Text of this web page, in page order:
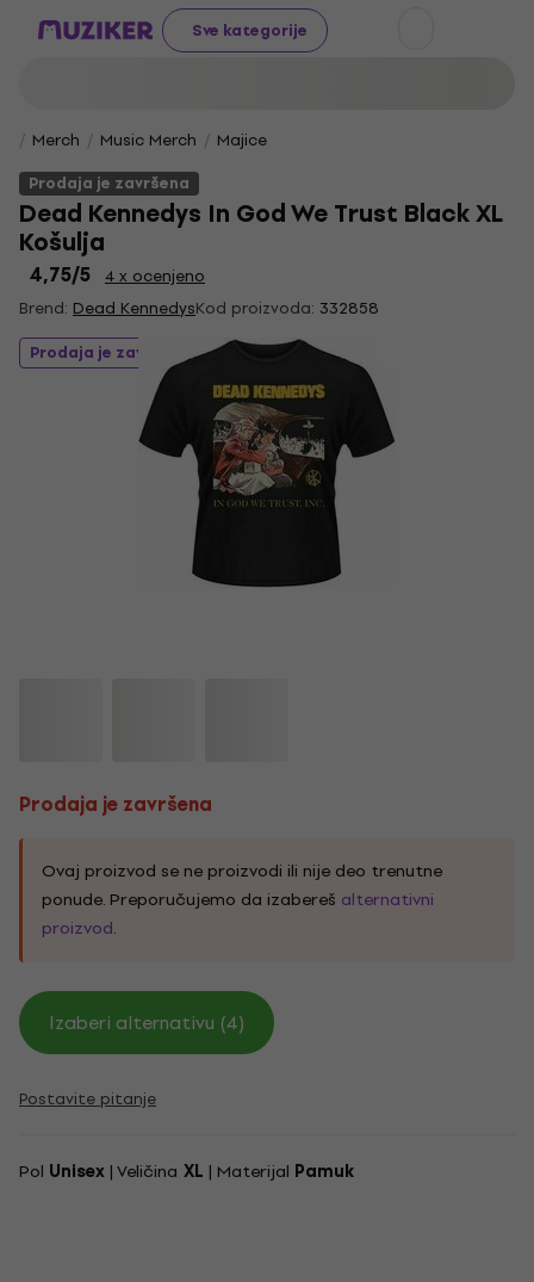
Sve kategorije
Merch Music Merch
Majice
Prodaja je završena
Dead Kennedys In God We Trust Black XL
Košulja
4,75/5 4 x ocenjeno
Brend: Dead KennedysKod proizvoda: 332858
Prodaja je završena
Prodaja je završena
Ovaj proizvod se ne proizvodi ili nije deo trenutne
ponude. Preporučujemo da izabereš alternativni
proizvod.
Izaberi alternativu (4)
Postavite pitanje
Pol Unisex | Veličina XL | Materijal Pamuk